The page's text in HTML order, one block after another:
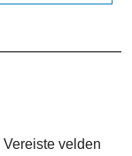
Vereiste velden